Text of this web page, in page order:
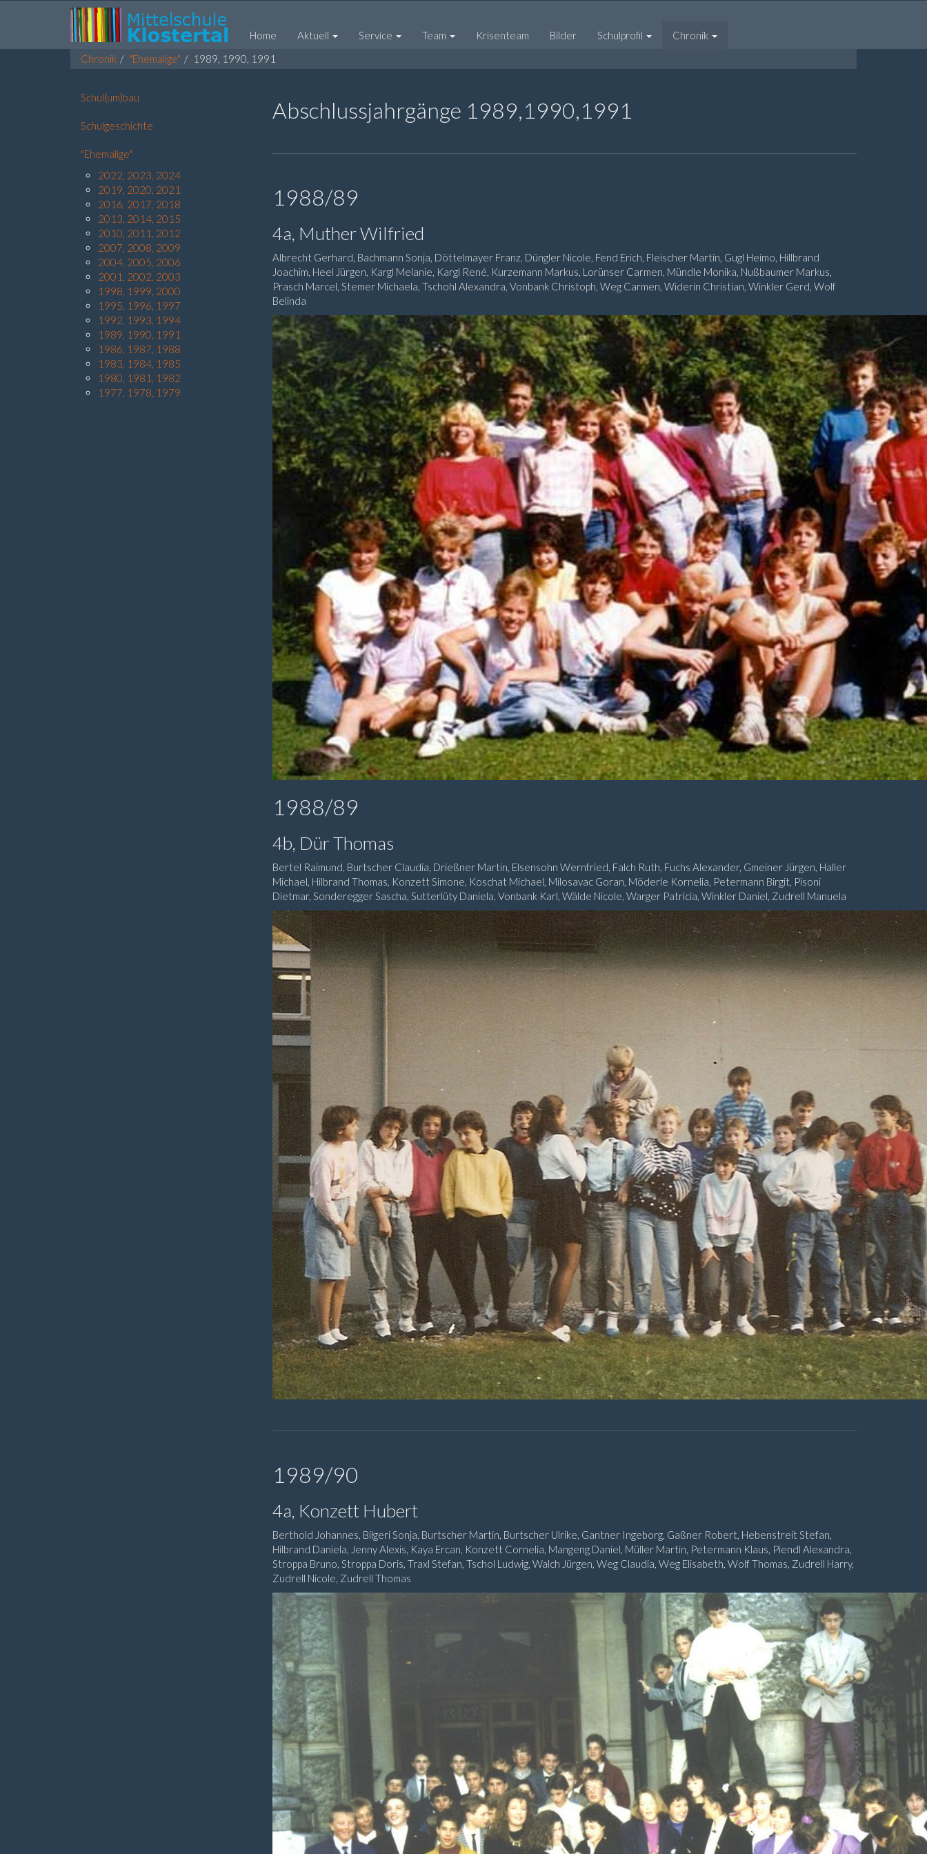
Home Aktuell Service Team Krisenteam Bilder Schulprofil
Chronik
Chronik
"Ehemalige" 1989, 1990, 1991
Schul(um)bau
Schulgeschichte
"Ehemalige"
2022, 2023, 2024
2019, 2020, 2021
2016, 2017, 2018
2013, 2014, 2015
2010, 2011, 2012
2007, 2008, 2009
2004, 2005, 2006
2001, 2002, 2003
1998, 1999, 2000
1995, 1996, 1997
1992, 1993, 1994
1989, 1990, 1991
1986, 1987, 1988
1983, 1984, 1985
1980, 1981, 1982
1977, 1978, 1979
Abschlussjahrgänge 1989,1990,1991
1988/89
4a, Muther Wilfried
Albrecht Gerhard, Bachmann Sonja, Döttelmayer Franz, Düngler Nicole, Fend Erich, Fleischer Martin, Gugl Heimo, Hillbrand
Joachim, Heel Jürgen, Kargl Melanie, Kargl René, Kurzemann Markus, Lorünser Carmen, Mündle Monika, Nußbaumer Markus,
Prasch Marcel, Stemer Michaela, Tschohl Alexandra, Vonbank Christoph, Weg Carmen, Widerin Christian, Winkler Gerd, Wolf
Belinda
1988/89
4b, Dür Thomas
Bertel Raimund, Burtscher Claudia, Drießner Martin, Elsensohn Wernfried, Falch Ruth, Fuchs Alexander, Gmeiner Jürgen, Haller
Michael, Hilbrand Thomas, Konzett Simone, Koschat Michael, Milosavac Goran, Möderle Kornelia, Petermann Birgit, Pisoni
Dietmar, Sonderegger Sascha, Sutterlüty Daniela, Vonbank Karl, Wälde Nicole, Warger Patricia, Winkler Daniel, Zudrell Manuela
1989/90
4a, Konzett Hubert
Berthold Johannes, Bilgeri Sonja, Burtscher Martin, Burtscher Ulrike, Gantner Ingeborg, Gaßner Robert, Hebenstreit Stefan,
Hilbrand Daniela, Jenny Alexis, Kaya Ercan, Konzett Cornelia, Mangeng Daniel, Müller Martin, Petermann Klaus, Piendl Alexandra,
Stroppa Bruno, Stroppa Doris, Traxl Stefan, Tschol Ludwig, Walch Jürgen, Weg Claudia, Weg Elisabeth, Wolf Thomas, Zudrell Harry,
Zudrell Nicole, Zudrell Thomas